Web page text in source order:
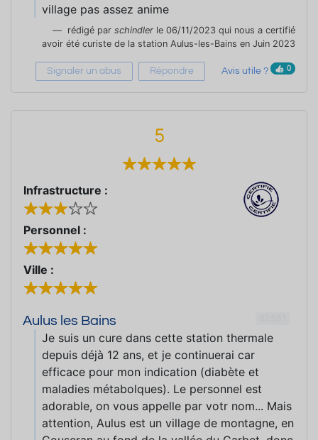
village pas assez anime
rédigé par schindler le 06/11/2023 qui nous a certifié
avoir été curiste de la station Aulus-les-Bains en Juin 2023
Signaler un abus Répondre Avis utile ? 0
5
Infrastructure :
Personnel :
Ville :
Aulus les Bains
Je suis un cure dans cette station thermale
depuis déjà 12 ans, et je continuerai car
efficace pour mon indication (diabète et
maladies métabolques). Le personnel est
adorable, on vous appelle par votr nom... Mais
attention, Aulus est un village de montagne, en